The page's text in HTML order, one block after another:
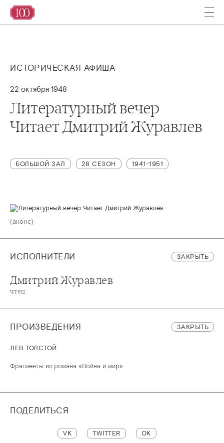
ИСТОРИЧЕСКАЯ АФИША
22 октября 1948
Литературный вечер
Читает Дмитрий Журавлев
БОЛЬШОЙ ЗАЛ 28 СЕЗОН 1941-1951
(анонс)
ИСПОЛНИТЕЛИ ЗАКРЫТЬ
Дмитрий Журавлев
чтец
ПРОИЗВЕДЕНИЯ ЗАКРЫТЬ
ЛЕВ ТОЛСТОЙ
Фрагменты из романа «Война и мир»
ПОДЕЛИТЬСЯ
VK TWITTER OK